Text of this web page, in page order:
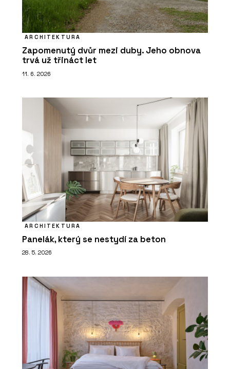
ARCHITEKTURA
Zapomenutý dvůr mezi duby. Jeho obnova
trvá už třináct let
11. 6. 2026
ARCHITEKTURA
Panelák, který se nestydí za beton
28. 5. 2026